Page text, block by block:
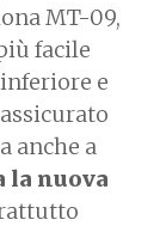
MT-09,
facile
e
anche a
la nuova